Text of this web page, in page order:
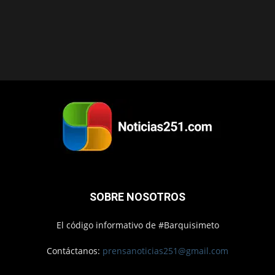
SOBRE NOSOTROS
El código informativo de #Barquisimeto
Contáctanos: prensanoticias251@gmail.com